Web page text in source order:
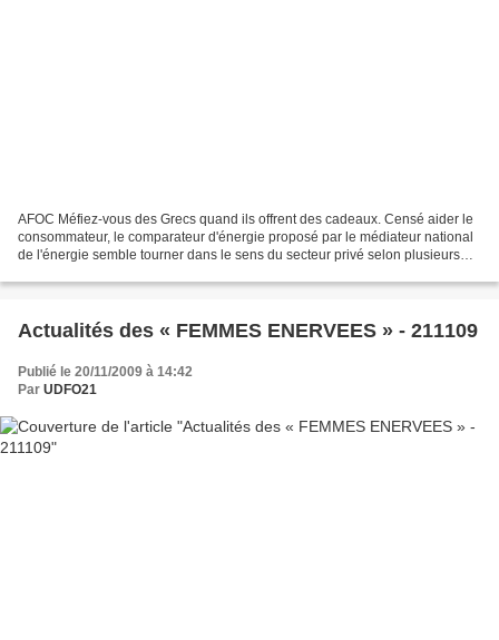
AFOC Méfiez-vous des Grecs quand ils offrent des cadeaux. Censé aider le
consommateur, le comparateur d'énergie proposé par le médiateur national
de l'énergie semble tourner dans le sens du secteur privé selon plusieurs
Actualités des « FEMMES ENERVEES » - 211109
Publié le 20/11/2009 à 14:42
Par UDFO21